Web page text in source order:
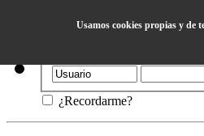
¿Recordarme?
Usamos cookies propias y de